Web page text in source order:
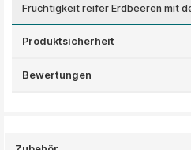
Fruchtigkeit reifer Erdbeeren mit
Produktsicherheit
Bewertungen